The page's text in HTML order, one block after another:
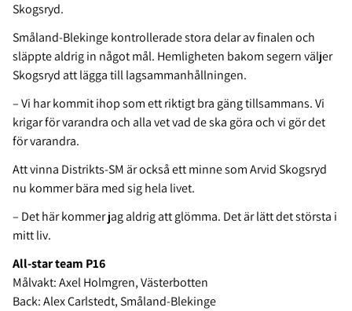
Skogsryd.
Småland-Blekinge kontrollerade stora delar av finalen och
släppte aldrig in något mål. Hemligheten bakom segern väljer
Skogsryd att lägga till lagsammanhållningen.
– Vi har kommit ihop som ett riktigt bra gäng tillsammans. Vi
krigar för varandra och alla vet vad de ska göra och vi gör det
för varandra.
Att vinna Distrikts-SM är också ett minne som Arvid Skogsryd
nu kommer bära med sig hela livet.
– Det här kommer jag aldrig att glömma. Det är lätt det största i
mitt liv.
All-star team P16
Målvakt: Axel Holmgren, Västerbotten
Back: Alex Carlstedt, Småland-Blekinge